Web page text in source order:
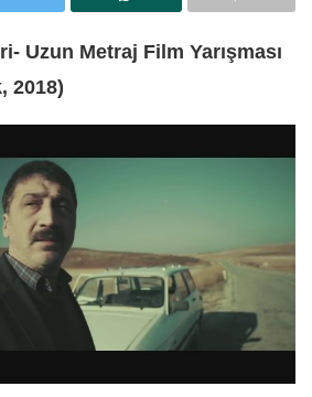
Uzun Metraj Film Yarışması
2018)